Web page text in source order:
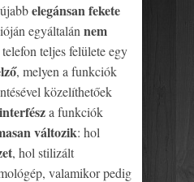
elegánsan fekete
egyáltalán nem
teljes felülete egy
, melyen a funkciók
közelíthetőek
a funkciók
változik: hol
, hol stilizált
valamikor pedig